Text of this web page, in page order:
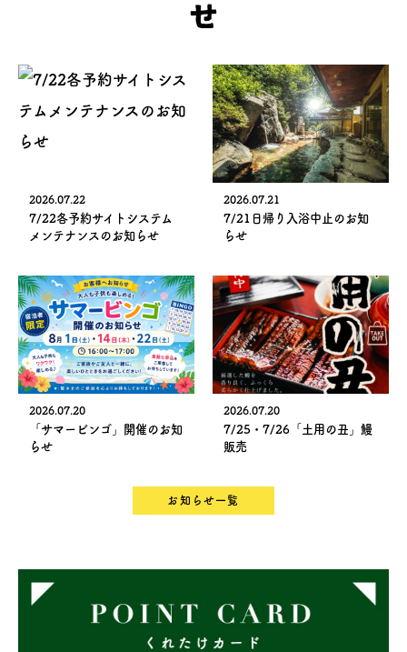
2026.07.22
7/22各予約サイトシステム
メンテナンスのお知らせ
2026.07.21
7/21日帰り入浴中止のお知
らせ
2026.07.20
「サマービンゴ」開催のお知
らせ
2026.07.20
7/25・7/26「土用の丑」鰻
販売
お知らせ一覧